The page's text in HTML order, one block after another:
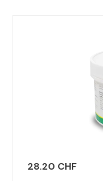
28.20 CHF